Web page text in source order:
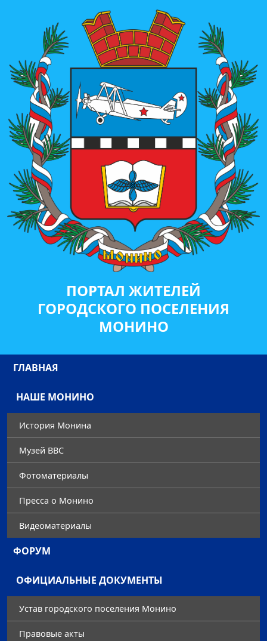
ПОРТАЛ ЖИТЕЛЕЙ
ГОРОДСКОГО ПОСЕЛЕНИЯ
МОНИНО
ГЛАВНАЯ
НАШЕ МОНИНО
История Монина
Музей ВВС
Фотоматериалы
Преccа о Монино
Видеоматериалы
ФОРУМ
ОФИЦИАЛЬНЫЕ ДОКУМЕНТЫ
Устав городского поселения Монино
Правовые акты